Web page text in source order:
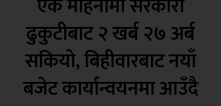
एकै महिनामा सरकारी
ढुकुटीबाट २ खर्ब २७ अर्ब
सकियो, बिहीवारबाट नयाँ
बजेट कार्यान्वयनमा आउँदै